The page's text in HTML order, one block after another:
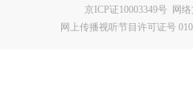
京ICP证10003349号
网
网上传播视听节目许可证号